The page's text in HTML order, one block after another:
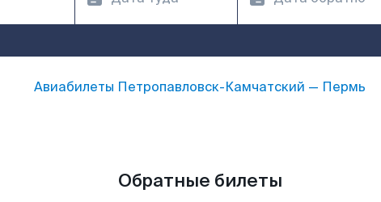
Авиабилеты Петропавловск-Камчатский — Пермь
Обратные билеты